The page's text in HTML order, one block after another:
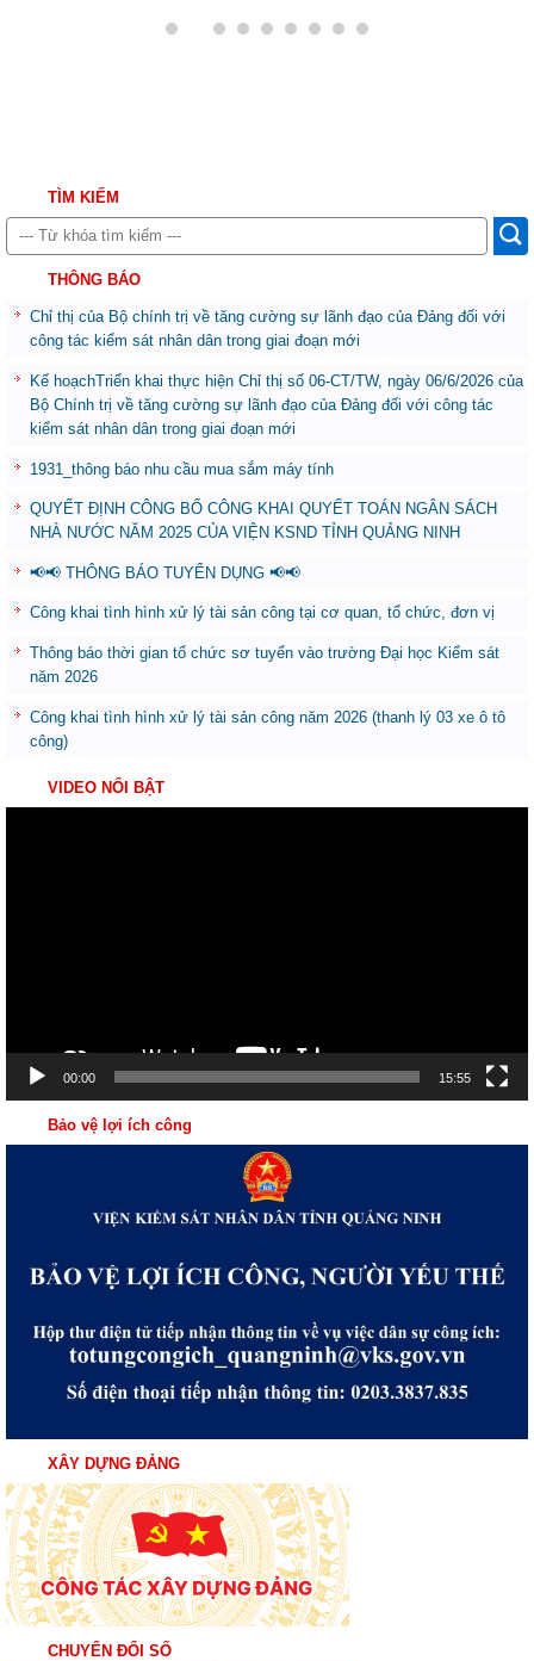
TÌM KIẾM
THÔNG BÁO
Chỉ thị của Bộ chính trị về tăng cường sự lãnh đạo của Đảng đối với
công tác kiểm sát nhân dân trong giai đoạn mới
Kế hoạchTriển khai thực hiện Chỉ thị số 06-CT/TW, ngày 06/6/2026 của
Bộ Chính trị về tăng cường sự lãnh đạo của Đảng đối với công tác
kiểm sát nhân dân trong giai đoạn mới
1931_thông báo nhu cầu mua sắm máy tính
QUYẾT ĐỊNH CÔNG BỐ CÔNG KHAI QUYẾT TOÁN NGÂN SÁCH
NHÀ NƯỚC NĂM 2025 CỦA VIỆN KSND TỈNH QUẢNG NINH
📢📢 THÔNG BÁO TUYỂN DỤNG 📢📢
Công khai tình hình xử lý tài sản công tại cơ quan, tổ chức, đơn vị
Thông báo thời gian tổ chức sơ tuyển vào trường Đại học Kiểm sát
năm 2026
Công khai tình hình xử lý tài sản công năm 2026 (thanh lý 03 xe ô tô
công)
VIDEO NỔI BẬT
00:00 15:55
Bảo vệ lợi ích công
XÂY DỰNG ĐẢNG
CHUYỂN ĐỔI SỐ